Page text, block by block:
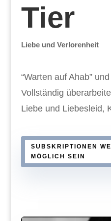
Tier
Liebe und Verlorenheit
“Warten auf Ahab”
Vollständig
Liebe und Liebesleid,
SUBSKRIPTIONEN
MÖGLICH SEIN